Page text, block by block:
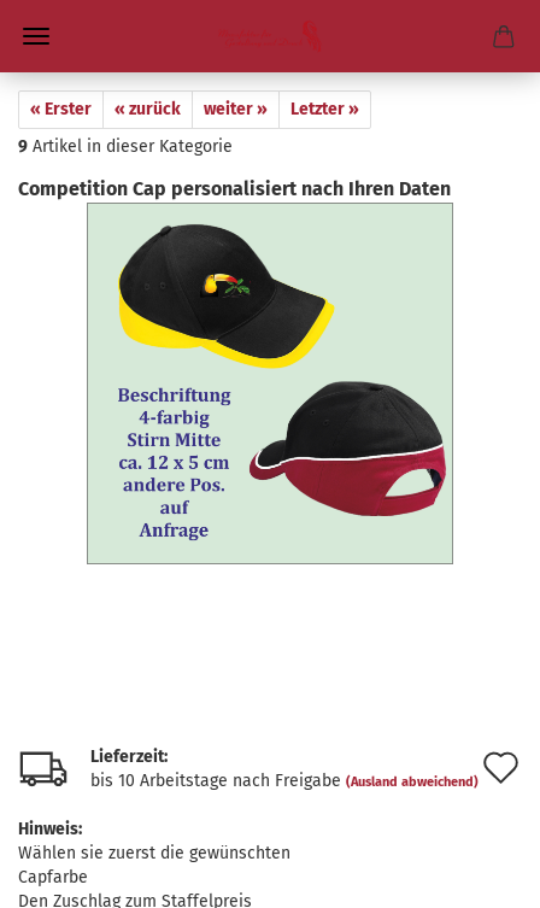
« Erster « zurück weiter »
Letzter »
9 Artikel in dieser Kategorie
Com­pe­ti­ti­on Cap per­so­na­li­siert nach Ihren Daten
Lieferzeit:
bis 10 Arbeitstage nach Freigabe (Ausland abweichend)
Hinweis:
Wählen sie zuerst die gewünschten
Capfarbe
Den Zuschlag zum Staffelpreis